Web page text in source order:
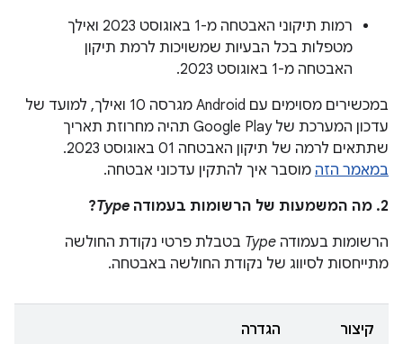
רמות תיקוני האבטחה מ-1 באוגוסט 2023 ואילך
מטפלות בכל הבעיות שמשויכות לרמת תיקון
האבטחה מ-1 באוגוסט 2023.
במכשירים מסוימים עם Android מגרסה 10 ואילך, למועד של
עדכון המערכת של Google Play תהיה מחרוזת תאריך
שתתאים לרמה של תיקון האבטחה 01 באוגוסט 2023.
במאמר הזה מוסבר איך להתקין עדכוני אבטחה.
2. מה המשמעות של הרשומות בעמודה
Type
?
הרשומות בעמודה Type בטבלת פרטי נקודת החולשה
מתייחסות לסיווג של נקודת החולשה באבטחה.
קיצור הגדרה